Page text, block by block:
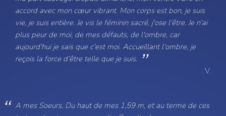
accord avec mon cœur vibrant. Mon corps est bon, je suis
vie, je suis entière. Je vis le féminin sacré, j'ose l'être. Je n'ai
plus peur de moi, de mes défauts, de l'ombre, car
aujourd'hui je sais que c'est moi. Accueillant l'ombre, je
reçois la force d'être telle que je suis.
V.
A mes Soeurs, Du haut de mes 1,59 m, et au terme de ces